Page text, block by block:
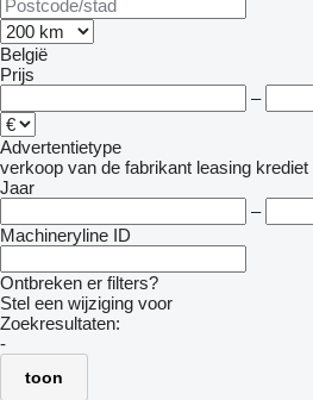
België
Prijs
–
Advertentietype
verkoop van de fabrikant leasing krediet
Jaar
–
Machineryline ID
Ontbreken er filters?
Stel een wijziging voor
Zoekresultaten:
-
toon